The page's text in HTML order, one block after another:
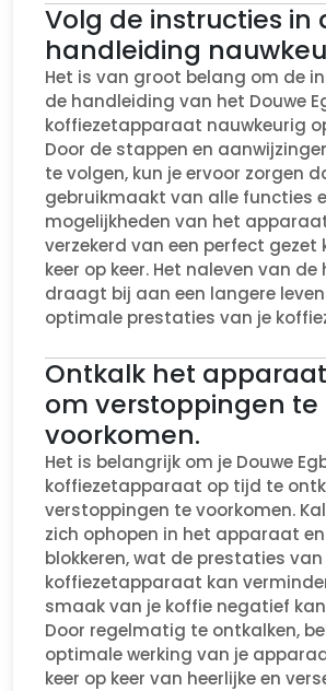
Volg de instructies in
handleiding
Het is van groot belang om de
de handleiding van het Douwe
koffiezetapparaat nauwkeurig
Door de stappen en
te volgen, kun je ervoor zorgen
gebruikmaakt van alle functies
mogelijkheden van het
verzekerd van een perfect gezet
keer op keer. Het naleven van
draagt bij aan een langere
optimale prestaties van je
Ontkalk het
om verstoppingen te
voorkomen.
Het is belangrijk om je Douwe
koffiezetapparaat op tijd te
verstoppingen te voorkomen.
zich ophopen in het apparaat
blokkeren, wat de prestaties
koffiezetapparaat kan
smaak van je koffie negatief
Door regelmatig te ontkalken,
optimale werking van je
keer op keer van heerlijke en